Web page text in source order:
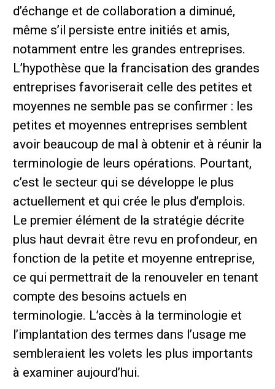
d’échange et de collaboration a diminué,
même s’il persiste entre initiés et amis,
notamment entre les grandes entreprises.
L’hypothèse que la francisation des grandes
entreprises favoriserait celle des petites et
moyennes ne semble pas se confirmer : les
petites et moyennes entreprises semblent
avoir beaucoup de mal à obtenir et à réunir la
terminologie de leurs opérations. Pourtant,
c’est le secteur qui se développe le plus
actuellement et qui crée le plus d’emplois.
Le premier élément de la stratégie décrite
plus haut devrait être revu en profondeur, en
fonction de la petite et moyenne entreprise,
ce qui permettrait de la renouveler en tenant
compte des besoins actuels en
terminologie. L’accès à la terminologie et
l’implantation des termes dans l’usage me
sembleraient les volets les plus importants
à examiner aujourd’hui.